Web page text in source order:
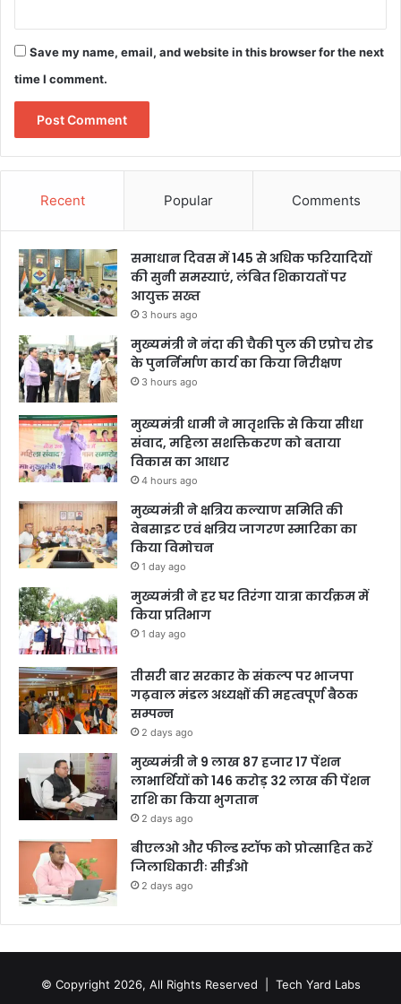
Save my name, email, and website in this browser for the next
time I comment.
Recent Popular Comments
समाधान दिवस में 145 से अधिक फरियादियों
की सुनी समस्याएं, लंबित शिकायतों पर
आयुक्त सख्त
3 hours ago
मुख्यमंत्री ने नंदा की चैकी पुल की एप्रोच रोड
के पुनर्निर्माण कार्य का किया निरीक्षण
3 hours ago
मुख्यमंत्री धामी ने मातृशक्ति से किया सीधा
संवाद, महिला सशक्तिकरण को बताया
विकास का आधार
4 hours ago
मुख्यमंत्री ने क्षत्रिय कल्याण समिति की
वेबसाइट एवं क्षत्रिय जागरण स्मारिका का
किया विमोचन
1 day ago
मुख्यमंत्री ने हर घर तिरंगा यात्रा कार्यक्रम में
किया प्रतिभाग
1 day ago
तीसरी बार सरकार के संकल्प पर भाजपा
गढ़वाल मंडल अध्यक्षों की महत्वपूर्ण बैठक
सम्पन्न
2 days ago
मुख्यमंत्री ने 9 लाख 87 हजार 17 पेंशन
लाभार्थियों को 146 करोड़ 32 लाख की पेंशन
राशि का किया भुगतान
2 days ago
बीएलओ और फील्ड स्टॉफ को प्रोत्साहित करें
जिलाधिकारीः सीईओ
2 days ago
© Copyright 2026, All Rights Reserved | Tech Yard Labs